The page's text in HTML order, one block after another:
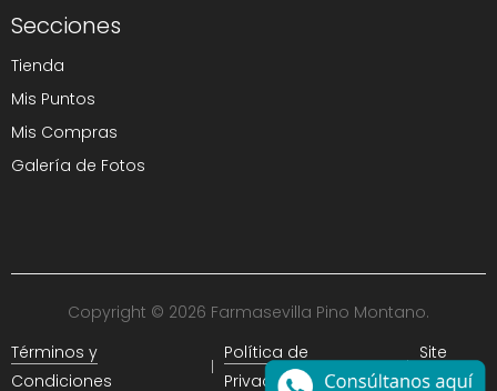
Secciones
Tienda
Mis Puntos
Mis Compras
Galería de Fotos
Copyright © 2026 Farmasevilla Pino Montano.
Términos y
Condiciones
Política de
Privacidad
Site
Map